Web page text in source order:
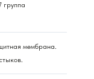
группа
мембрана.